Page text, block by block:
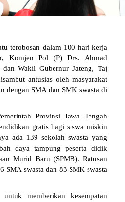
terobosan dalam 100 hari kerja
Komjen Pol (P) Drs. Ahmad
Wakil Gubernur Jateng, Taj
antusias oleh masyarakat
dengan SMA dan SMK swasta di
Provinsi Jawa Tengah
gratis bagi siswa miskin
ada 139 sekolah swasta yang
daya tampung peserta didik
Murid Baru (SPMB). Ratusan
SMA swasta dan 83 SMK swasta
memberikan kesempatan